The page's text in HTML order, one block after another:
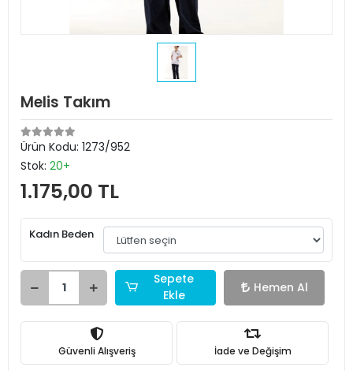
Melis Takım
Ürün Kodu: 1273/952
Stok: 20+
1.175,00 TL
Kadın Beden
Sepete
Ekle
Hemen Al
Güvenli Alışveriş İade ve Değişim